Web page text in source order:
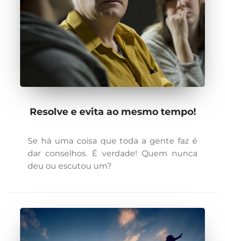
Resolve e evita ao mesmo tempo!
Se há uma coisa que toda a gente faz é
dar conselhos. É verdade! Quem nunca
deu ou escutou um?